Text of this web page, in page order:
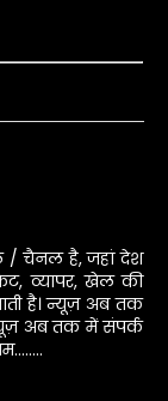
/ चैनल है, जहां देश
व्यापर, खेल की
है। न्यूज़ अब तक
अब तक में संपर्क